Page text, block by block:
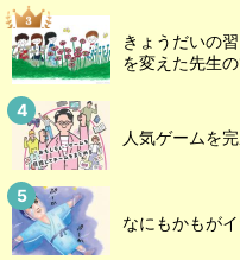
きょうだいの
を変えた先生
人気ゲームを
なにもかもが